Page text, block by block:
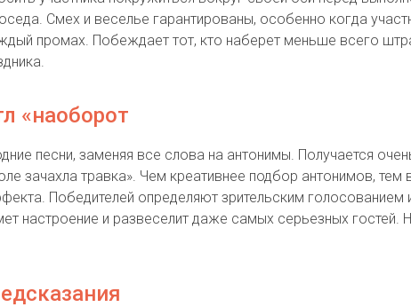
Смех и веселье гарантированы, особенно когда
промах. Побеждает тот, кто наберет меньше всего
«наоборот
песни, заменяя все слова на антонимы. Получается
зачахла травка». Чем креативнее подбор антонимов,
Победителей определяют зрительским
настроение и развеселит даже самых серьезных гостей.